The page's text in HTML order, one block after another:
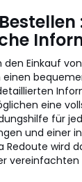
den Einkauf
einen
eine
für
und einer
Redoute wird